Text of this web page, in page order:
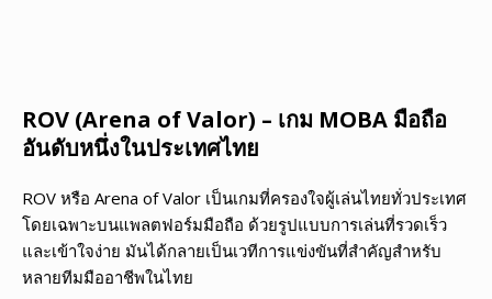
ROV (Arena of Valor) – เกม MOBA มือถือ
อันดับหนึ่งในประเทศไทย
ROV หรือ Arena of Valor เป็นเกมที่ครองใจผู้เล่นไทยทั่วประเทศ
โดยเฉพาะบนแพลตฟอร์มมือถือ ด้วยรูปแบบการเล่นที่รวดเร็ว
และเข้าใจง่าย มันได้กลายเป็นเวทีการแข่งขันที่สำคัญสำหรับ
หลายทีมมืออาชีพในไทย